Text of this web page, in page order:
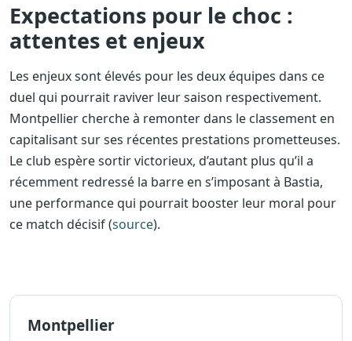
Expectations pour le choc :
attentes et enjeux
Les enjeux sont élevés pour les deux équipes dans ce
duel qui pourrait raviver leur saison respectivement.
Montpellier cherche à remonter dans le classement en
capitalisant sur ses récentes prestations prometteuses.
Le club espère sortir victorieux, d’autant plus qu’il a
récemment redressé la barre en s’imposant à Bastia,
une performance qui pourrait booster leur moral pour
ce match décisif (source).
Montpellier